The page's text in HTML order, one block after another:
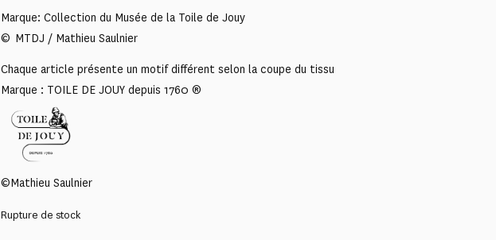
Marque: Collection du Musée de la Toile de Jouy
© MTDJ / Mathieu Saulnier
Chaque article présente un motif différent selon la coupe du tissu
Marque : TOILE DE JOUY depuis 1760 ®
©Mathieu Saulnier
Rupture de stock